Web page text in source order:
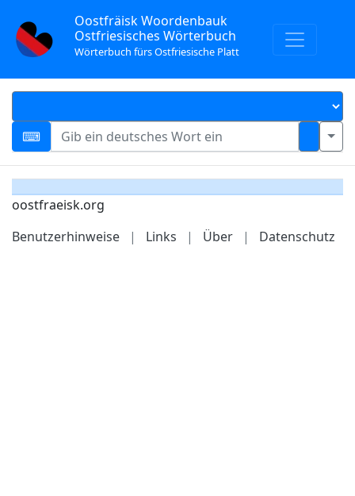
Oostfräisk Woordenbauk
Ostfriesisches Wörterbuch
Wörterbuch fürs Ostfriesische Platt
oostfraeisk.org
Benutzerhinweise
| Links | Über | Datenschutz